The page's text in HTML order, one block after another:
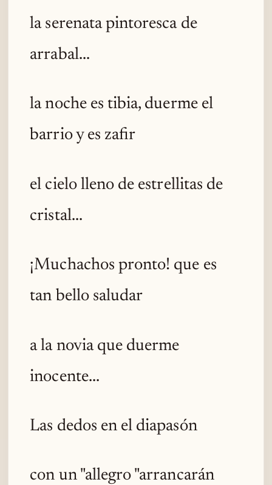
la serenata pintoresca de
arrabal...
la noche es tibia, duerme el
barrio y es zafir
el cielo lleno de estrellitas de
cristal...
¡Muchachos pronto! que es
tan bello saludar
a la novia que duerme
inocente...
Las dedos en el diapasón
con un "allegro "arrancarán